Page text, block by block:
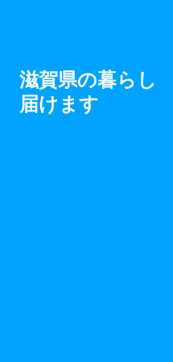
滋賀県の暮らし
届けます